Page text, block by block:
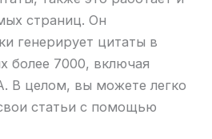
страниц. Он
генерирует цитаты в
более 7000, включая
В целом, вы можете легко
статьи с помощью